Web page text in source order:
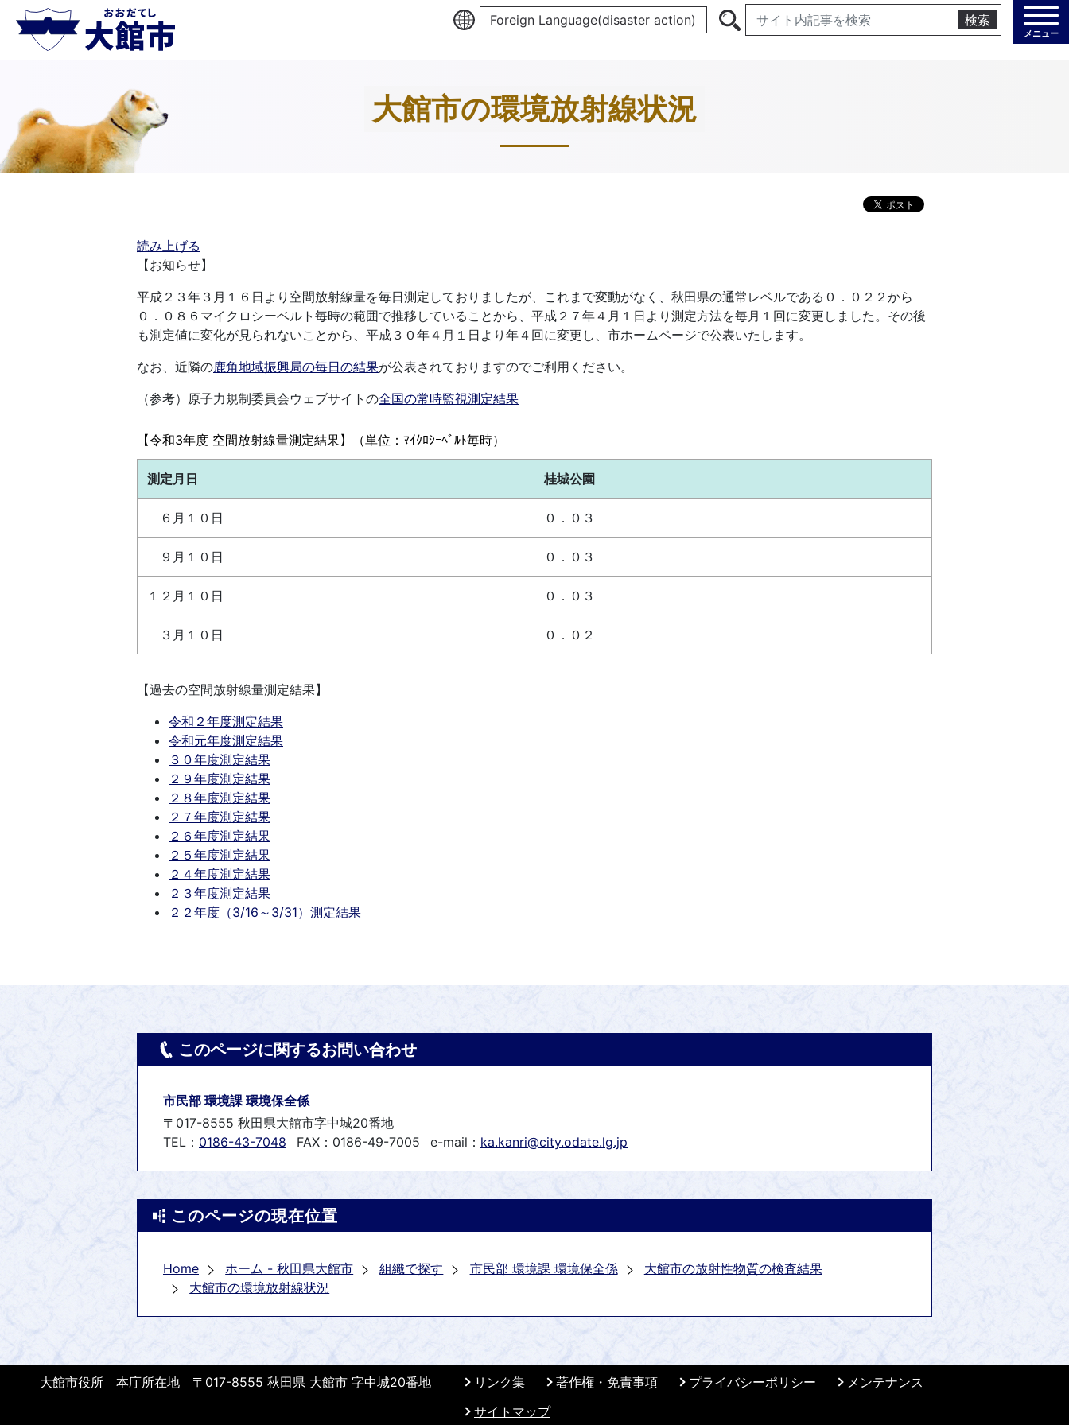
Foreign Language(disaster action) 検索
メニュー
大館市の環境放射線状況
読み上げる
【お知らせ】
平成２３年３月１６日より空間放射線量を毎日測定しておりましたが、これまで変動がなく、秋田県の通常レベルである０．０２２から
０．０８６マイクロシーベルト毎時の範囲で推移していることから、平成２７年４月１日より測定方法を毎月１回に変更しました。その後
も測定値に変化が見られないことから、平成３０年４月１日より年４回に変更し、市ホームページで公表いたします。
なお、近隣の鹿角地域振興局の毎日の結果が公表されておりますのでご利用ください。
（参考）原子力規制委員会ウェブサイトの全国の常時監視測定結果
【令和3年度 空間放射線量測定結果】（単位：ﾏｲｸﾛｼｰﾍﾞﾙﾄ毎時）
測定月日 桂城公園
６月１０日 ０．０３
９月１０日 ０．０３
１２月１０日 ０．０３
３月１０日 ０．０２
【過去の空間放射線量測定結果】
令和２年度測定結果
令和元年度測定結果
３０年度測定結果
２９年度測定結果
２８年度測定結果
２７年度測定結果
２６年度測定結果
２５年度測定結果
２４年度測定結果
２３年度測定結果
２２年度（3/16～3/31）測定結果
このページに関するお問い合わせ
市民部 環境課 環境保全係
〒017-8555 秋田県大館市字中城20番地
TEL： 0186-43-7048 FAX：0186-49-7005 e-mail： ka.kanri@city.odate.lg.jp
このページの現在位置
Home ホーム - 秋田県大館市 組織で探す 市民部 環境課 環境保全係
大館市の放射性物質の検査結果
大館市の環境放射線状況
リンク集 著作権・免責事項 プライバシーポリシー
メンテナンス
サイトマップ
大館市役所 本庁所在地 〒017-8555 秋田県 大館市 字中城20番地